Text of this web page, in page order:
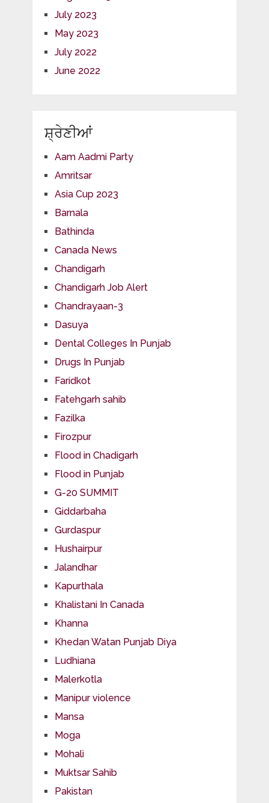
July 2023
May 2023
July 2022
June 2022
ਸ਼੍ਰੇਣੀਆਂ
Aam Aadmi Party
Amritsar
Asia Cup 2023
Barnala
Bathinda
Canada News
Chandigarh
Chandigarh Job Alert
Chandrayaan-3
Dasuya
Dental Colleges In Punjab
Drugs In Punjab
Faridkot
Fatehgarh sahib
Fazilka
Firozpur
Flood in Chadigarh
Flood in Punjab
G-20 SUMMIT
Giddarbaha
Gurdaspur
Hushairpur
Jalandhar
Kapurthala
Khalistani In Canada
Khanna
Khedan Watan Punjab Diya
Ludhiana
Malerkotla
Manipur violence
Mansa
Moga
Mohali
Muktsar Sahib
Pakistan